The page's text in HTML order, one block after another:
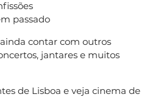
passado
contar com outros
jantares e muitos
de Lisboa e veja cinema de